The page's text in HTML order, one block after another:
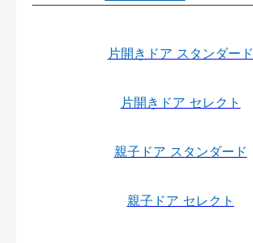
片開きドア スタンダード
片開きドア セレクト
親子ドア スタンダード
親子ドア セレクト